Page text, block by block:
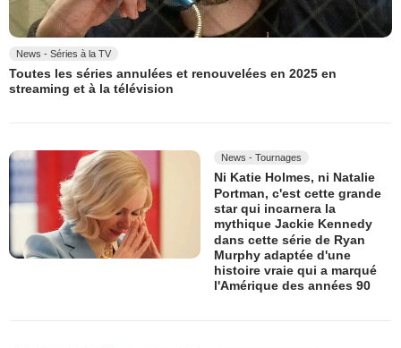
News - Séries à la TV
Toutes les séries annulées et renouvelées en 2025 en
streaming et à la télévision
News - Tournages
Ni Katie Holmes, ni Natalie
Portman, c'est cette grande
star qui incarnera la
mythique Jackie Kennedy
dans cette série de Ryan
Murphy adaptée d'une
histoire vraie qui a marqué
l'Amérique des années 90